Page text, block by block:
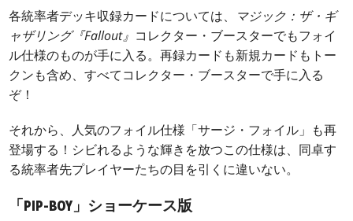
各統率者デッキ収録カードについては、
マジック：ザ・ギ
ャザリング『Fallout』 コレクター・ブースターでもフォイ
ル仕様のものが手に入る。再録カードも新規カードもトー
クンも含め、すべてコレクター・ブースターで手に入る
ぞ！
それから、人気のフォイル仕様「サージ・フォイル」も再
登場する！シビれるような輝きを放つこの仕様は、同卓す
る統率者先プレイヤーたちの目を引くに違いない。
「PIP-BOY」ショーケース版